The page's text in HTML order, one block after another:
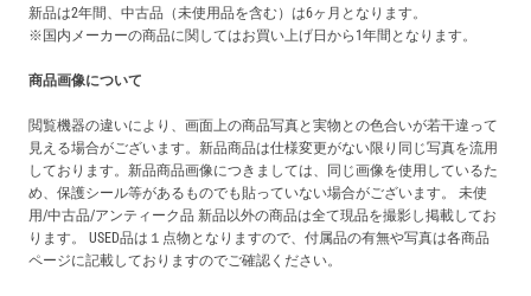
新品は2年間、中古品（未使用品を含む）は6ヶ月となります。
※国内メーカーの商品に関してはお買い上げ日から1年間となります。
商品画像について
閲覧機器の違いにより、画面上の商品写真と実物との色合いが若干違って
見える場合がございます。新品商品は仕様変更がない限り同じ写真を流用
しております。新品商品画像につきましては、同じ画像を使用しているた
め、保護シール等があるものでも貼っていない場合がございます。 未使
用/中古品/アンティーク品 新品以外の商品は全て現品を撮影し掲載してお
ります。 USED品は１点物となりますので、付属品の有無や写真は各商品
ページに記載しておりますのでご確認ください。